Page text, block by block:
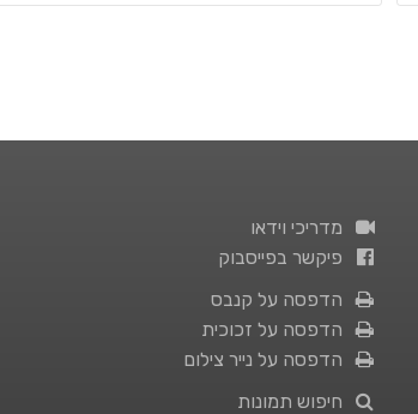
מדריכי וידאו
פיקשר בפייסבוק
הדפסה על קנבס
הדפסה על זכוכית
הדפסה על נייר צילום
חיפוש תמונות